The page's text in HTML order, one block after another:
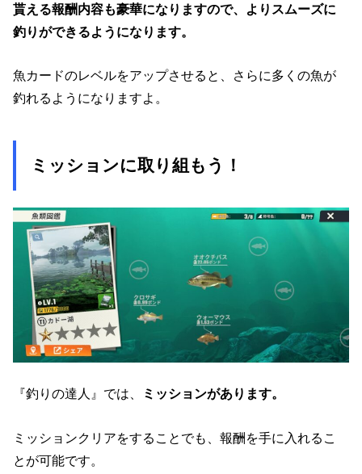
貰える報酬内容も豪華になりますので、よりスムーズに
釣りができるようになります。
魚カードのレベルをアップさせると、さらに多くの魚が
釣れるようになりますよ。
ミッションに取り組もう！
『釣りの達人』では、 ミッションがあります。
ミッションクリアをすることでも、報酬を手に入れるこ
とが可能です。